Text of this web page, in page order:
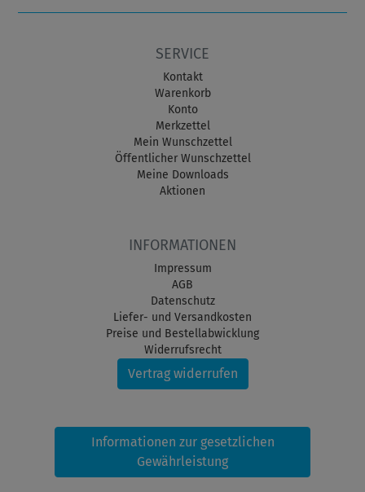
SERVICE
Kontakt
Warenkorb
Konto
Merkzettel
Mein Wunschzettel
Öffentlicher Wunschzettel
Meine Downloads
Aktionen
INFORMATIONEN
Impressum
AGB
Datenschutz
Liefer- und Versandkosten
Preise und Bestellabwicklung
Widerrufsrecht
Vertrag widerrufen
Informationen zur gesetzlichen
Gewährleistung